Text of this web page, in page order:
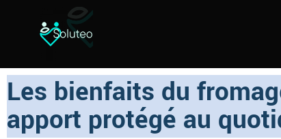
Les bienfaits du
apport protégé au